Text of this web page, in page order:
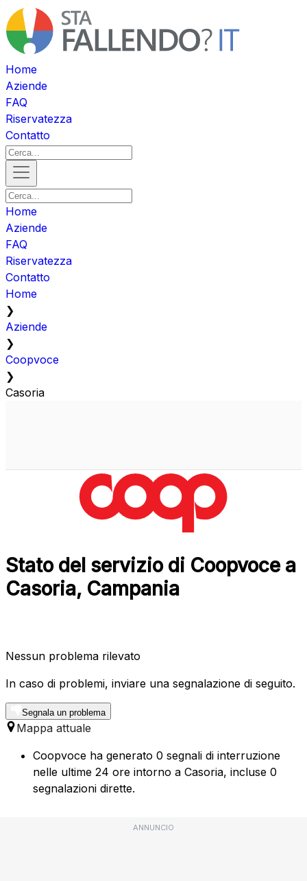
Home
Aziende
FAQ
Riservatezza
Contatto
Home
Aziende
FAQ
Riservatezza
Contatto
Home
❯
Aziende
❯
Coopvoce
❯
Casoria
Stato del servizio di Coopvoce a
Casoria, Campania
Nessun problema rilevato
In caso di problemi, inviare una segnalazione di seguito.
Segnala un problema
Mappa attuale
Coopvoce ha generato 0 segnali di interruzione
nelle ultime 24 ore intorno a Casoria, incluse 0
segnalazioni dirette.
ANNUNCIO